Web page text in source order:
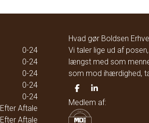
0-24
0-24
0-24
0-24
0-24
Efter Aftale
Efter Aftale
Hvad gør Boldsen
Vi taler lige ud af
længst med som
som mod ihærdighed,
Medlem af: